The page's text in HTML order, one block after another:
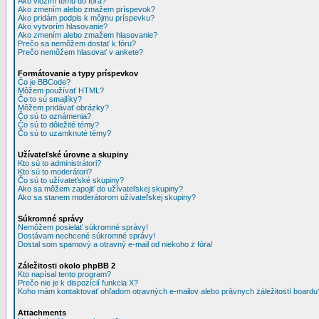
Ako zmením alebo zmažem príspevok?
Ako pridám podpis k môjmu príspevku?
Ako vytvorím hlasovanie?
Ako zmením alebo zmažem hlasovanie?
Prečo sa nemôžem dostať k fóru?
Prečo nemôžem hlasovať v ankete?
Formátovanie a typy príspevkov
Čo je BBCode?
Môžem používať HTML?
Čo to sú smajlíky?
Môžem pridávať obrázky?
Čo sú to oznámenia?
Čo sú to dôležité témy?
Čo sú to uzamknuté témy?
Užívateľské úrovne a skupiny
Kto sú to administrátori?
Kto sú to moderátori?
Čo sú to užívateťské skupiny?
Ako sa môžem zapojiť do užívateľskej skupiny?
Ako sa stanem moderátorom užívateľskej skupiny?
Súkromné správy
Nemôžem posielať súkromné správy!
Dostávam nechcené súkromné správy!
Dostal som spamový a otravný e-mail od niekoho z fóra!
Záležitosti okolo phpBB 2
Kto napísal tento program?
Prečo nie je k dispozícií funkcia X?
Koho mám kontaktovať ohľadom otravných e-mailov alebo právnych záležitostí
Attachments